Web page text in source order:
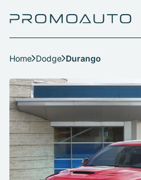
Home Dodge Durango